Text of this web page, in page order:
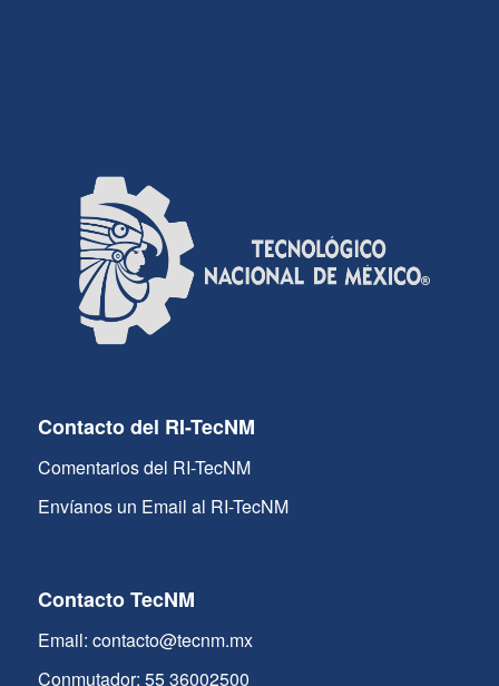
Contacto del RI-TecNM
Comentarios del RI-TecNM
Envíanos un Email al RI-TecNM
Contacto TecNM
Email: contacto@tecnm.mx
Conmutador: 55 36002500